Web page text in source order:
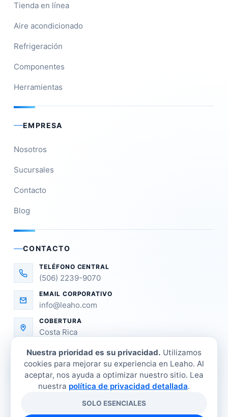
Tienda en línea
Aire acondicionado
Refrigeración
Componentes
Herramientas
EMPRESA
Nosotros
Sucursales
Contacto
Blog
CONTACTO
TELÉFONO CENTRAL
(506) 2239-9070
EMAIL CORPORATIVO
info@leaho.com
COBERTURA
Costa Rica
LEAHO Refrigeración Industrial. Todos los
Nuestra prioridad es su privacidad. Utilizamos
cookies para mejorar su experiencia en Leaho. Al
aceptar, nos ayuda a optimizar nuestro sitio. Lea
nuestra política de privacidad detallada.
SOLO ESENCIALES